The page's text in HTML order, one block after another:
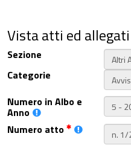
Vista atti ed allegati
Sezione
Categorie
Numero in Albo e
Anno
Numero atto